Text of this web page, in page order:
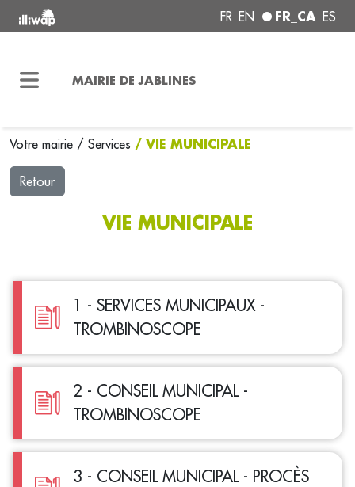
FR EN FR_CA ES
MAIRIE DE JABLINES
Votre mairie / Services / VIE MUNICIPALE
Retour
VIE MUNICIPALE
1 - SERVICES MUNICIPAUX -
TROMBINOSCOPE
2 - CONSEIL MUNICIPAL -
TROMBINOSCOPE
3 - CONSEIL MUNICIPAL - PROCÈS